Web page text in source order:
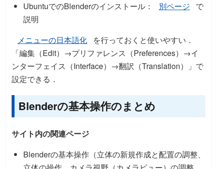
UbuntuでのBlenderのインストール：
別ページ
で
説明
メニューの日本語化
を行っておくと使いやすい．
「編集（Edit）→プリファレンス（Preferences）→イ
ンターフェイス（Interface）→翻訳（Translation）」で
設定できる．
Blenderの基本操作のまとめ
サイト内の関連ページ
Blenderの基本操作（立体の新規作成と配置の調整、